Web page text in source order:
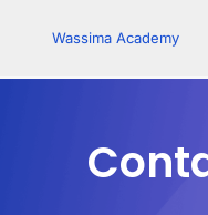
Wassima Academy